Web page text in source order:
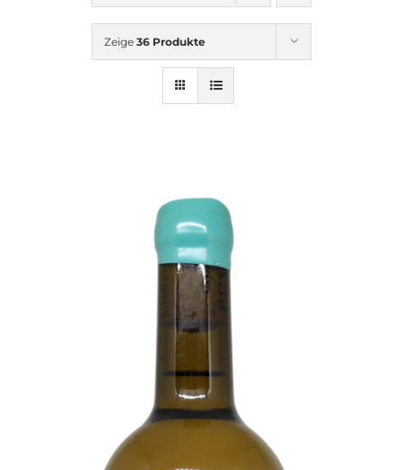
Zeige 36 Produkte